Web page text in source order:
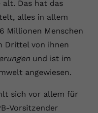
Das hat das
alles in allem
Millionen Menschen
Drittel von ihnen
und ist im
angewiesen.
sich vor allem für
Vorsitzender
Ihre Consent-
anderem eine
ID, für die
Ihrer
dies eingestellt
und statistische
Nutzung der
verwendet, um
anzeigen
externe Inhalte,
anzeigen